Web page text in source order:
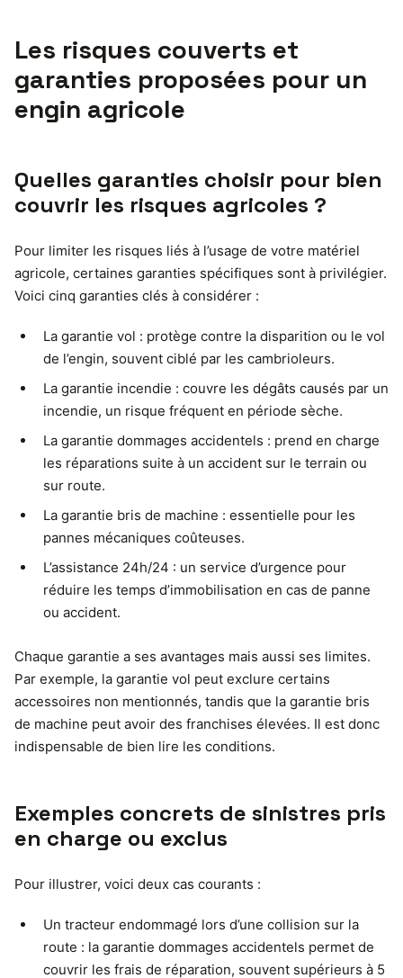
Les risques couverts et
garanties proposées pour un
engin agricole
Quelles garanties choisir pour bien
couvrir les risques agricoles ?
Pour limiter les risques liés à l’usage de votre matériel
agricole, certaines garanties spécifiques sont à privilégier.
Voici cinq garanties clés à considérer :
La garantie vol : protège contre la disparition ou le vol
de l’engin, souvent ciblé par les cambrioleurs.
La garantie incendie : couvre les dégâts causés par un
incendie, un risque fréquent en période sèche.
La garantie dommages accidentels : prend en charge
les réparations suite à un accident sur le terrain ou
sur route.
La garantie bris de machine : essentielle pour les
pannes mécaniques coûteuses.
L’assistance 24h/24 : un service d’urgence pour
réduire les temps d’immobilisation en cas de panne
ou accident.
Chaque garantie a ses avantages mais aussi ses limites.
Par exemple, la garantie vol peut exclure certains
accessoires non mentionnés, tandis que la garantie bris
de machine peut avoir des franchises élevées. Il est donc
indispensable de bien lire les conditions.
Exemples concrets de sinistres pris
en charge ou exclus
Pour illustrer, voici deux cas courants :
Un tracteur endommagé lors d’une collision sur la
route : la garantie dommages accidentels permet de
couvrir les frais de réparation, souvent supérieurs à 5